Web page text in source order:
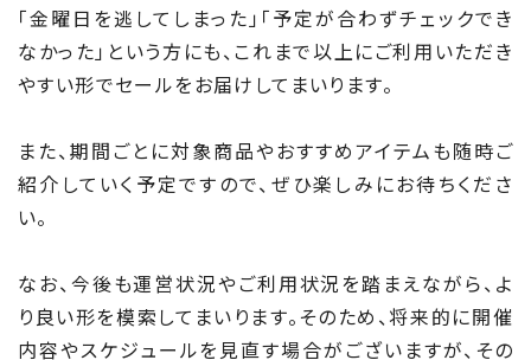
「金曜日を逃してしまった」「予定が合わずチェックでき
なかった」という方にも、これまで以上にご利用いただき
やすい形でセールをお届けしてまいります。
また、期間ごとに対象商品やおすすめアイテムも随時ご
紹介していく予定ですので、ぜひ楽しみにお待ちくださ
い。
なお、今後も運営状況やご利用状況を踏まえながら、よ
り良い形を模索してまいります。そのため、将来的に開催
内容やスケジュールを見直す場合がございますが、その